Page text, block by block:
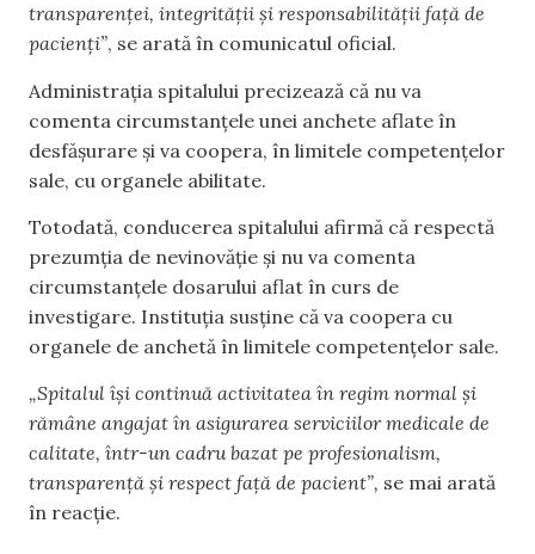
transparenței, integrității și responsabilității față de
pacienți”, se arată în comunicatul oficial.
Administrația spitalului precizează că nu va
comenta circumstanțele unei anchete aflate în
desfășurare și va coopera, în limitele competențelor
sale, cu organele abilitate.
Totodată, conducerea spitalului afirmă că respectă
prezumția de nevinovăție și nu va comenta
circumstanțele dosarului aflat în curs de
investigare. Instituția susține că va coopera cu
organele de anchetă în limitele competențelor sale.
„Spitalul își continuă activitatea în regim normal și
rămâne angajat în asigurarea serviciilor medicale de
calitate, într-un cadru bazat pe profesionalism,
transparență și respect față de pacient”, se mai arată
în reacție.